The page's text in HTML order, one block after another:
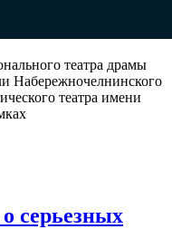
театра драмы
Набережночелнинского
театра имени
серьезных